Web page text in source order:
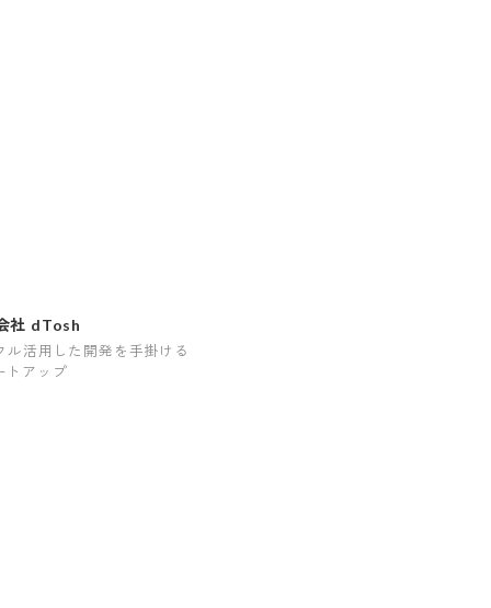
社 dTosh
ル活用した開発を手掛ける
トアップ